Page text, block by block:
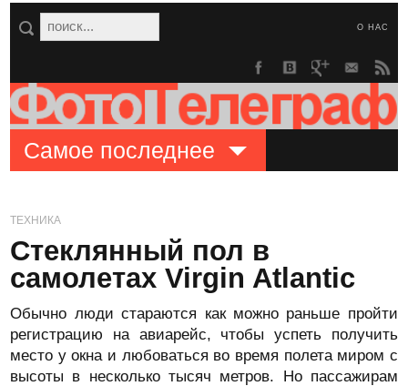
О НАС
Самое последнее
ТЕХНИКА
Стеклянный пол в
самолетах Virgin Atlantic
Обычно люди стараются как можно раньше пройти
регистрацию на авиарейс, чтобы успеть получить
место у окна и любоваться во время полета миром с
высоты в несколько тысяч метров. Но пассажирам